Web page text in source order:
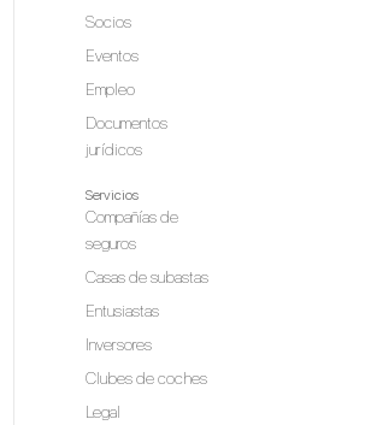
Socios
Eventos
Empleo
Documentos
jurídicos
Servicios
Compañías de
seguros
Casas de subastas
Entusiastas
Inversores
Clubes de coches
Legal